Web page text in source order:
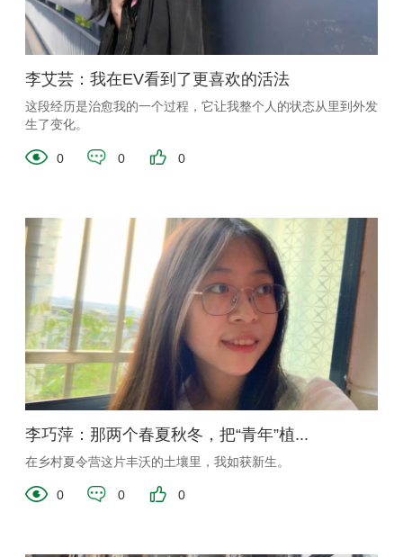
李艾芸：我在EV看到了更喜欢的活法
这段经历是治愈我的一个过程，它让我整个人的状态从里到外发
生了变化。
0 0 0
李巧萍：那两个春夏秋冬，把“青年”植...
在乡村夏令营这片丰沃的土壤里，我如获新生。
0 0 0